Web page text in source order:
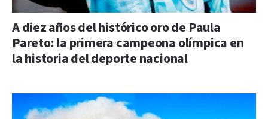
A diez años del histórico oro de Paula
Pareto: la primera campeona olímpica en
la historia del deporte nacional